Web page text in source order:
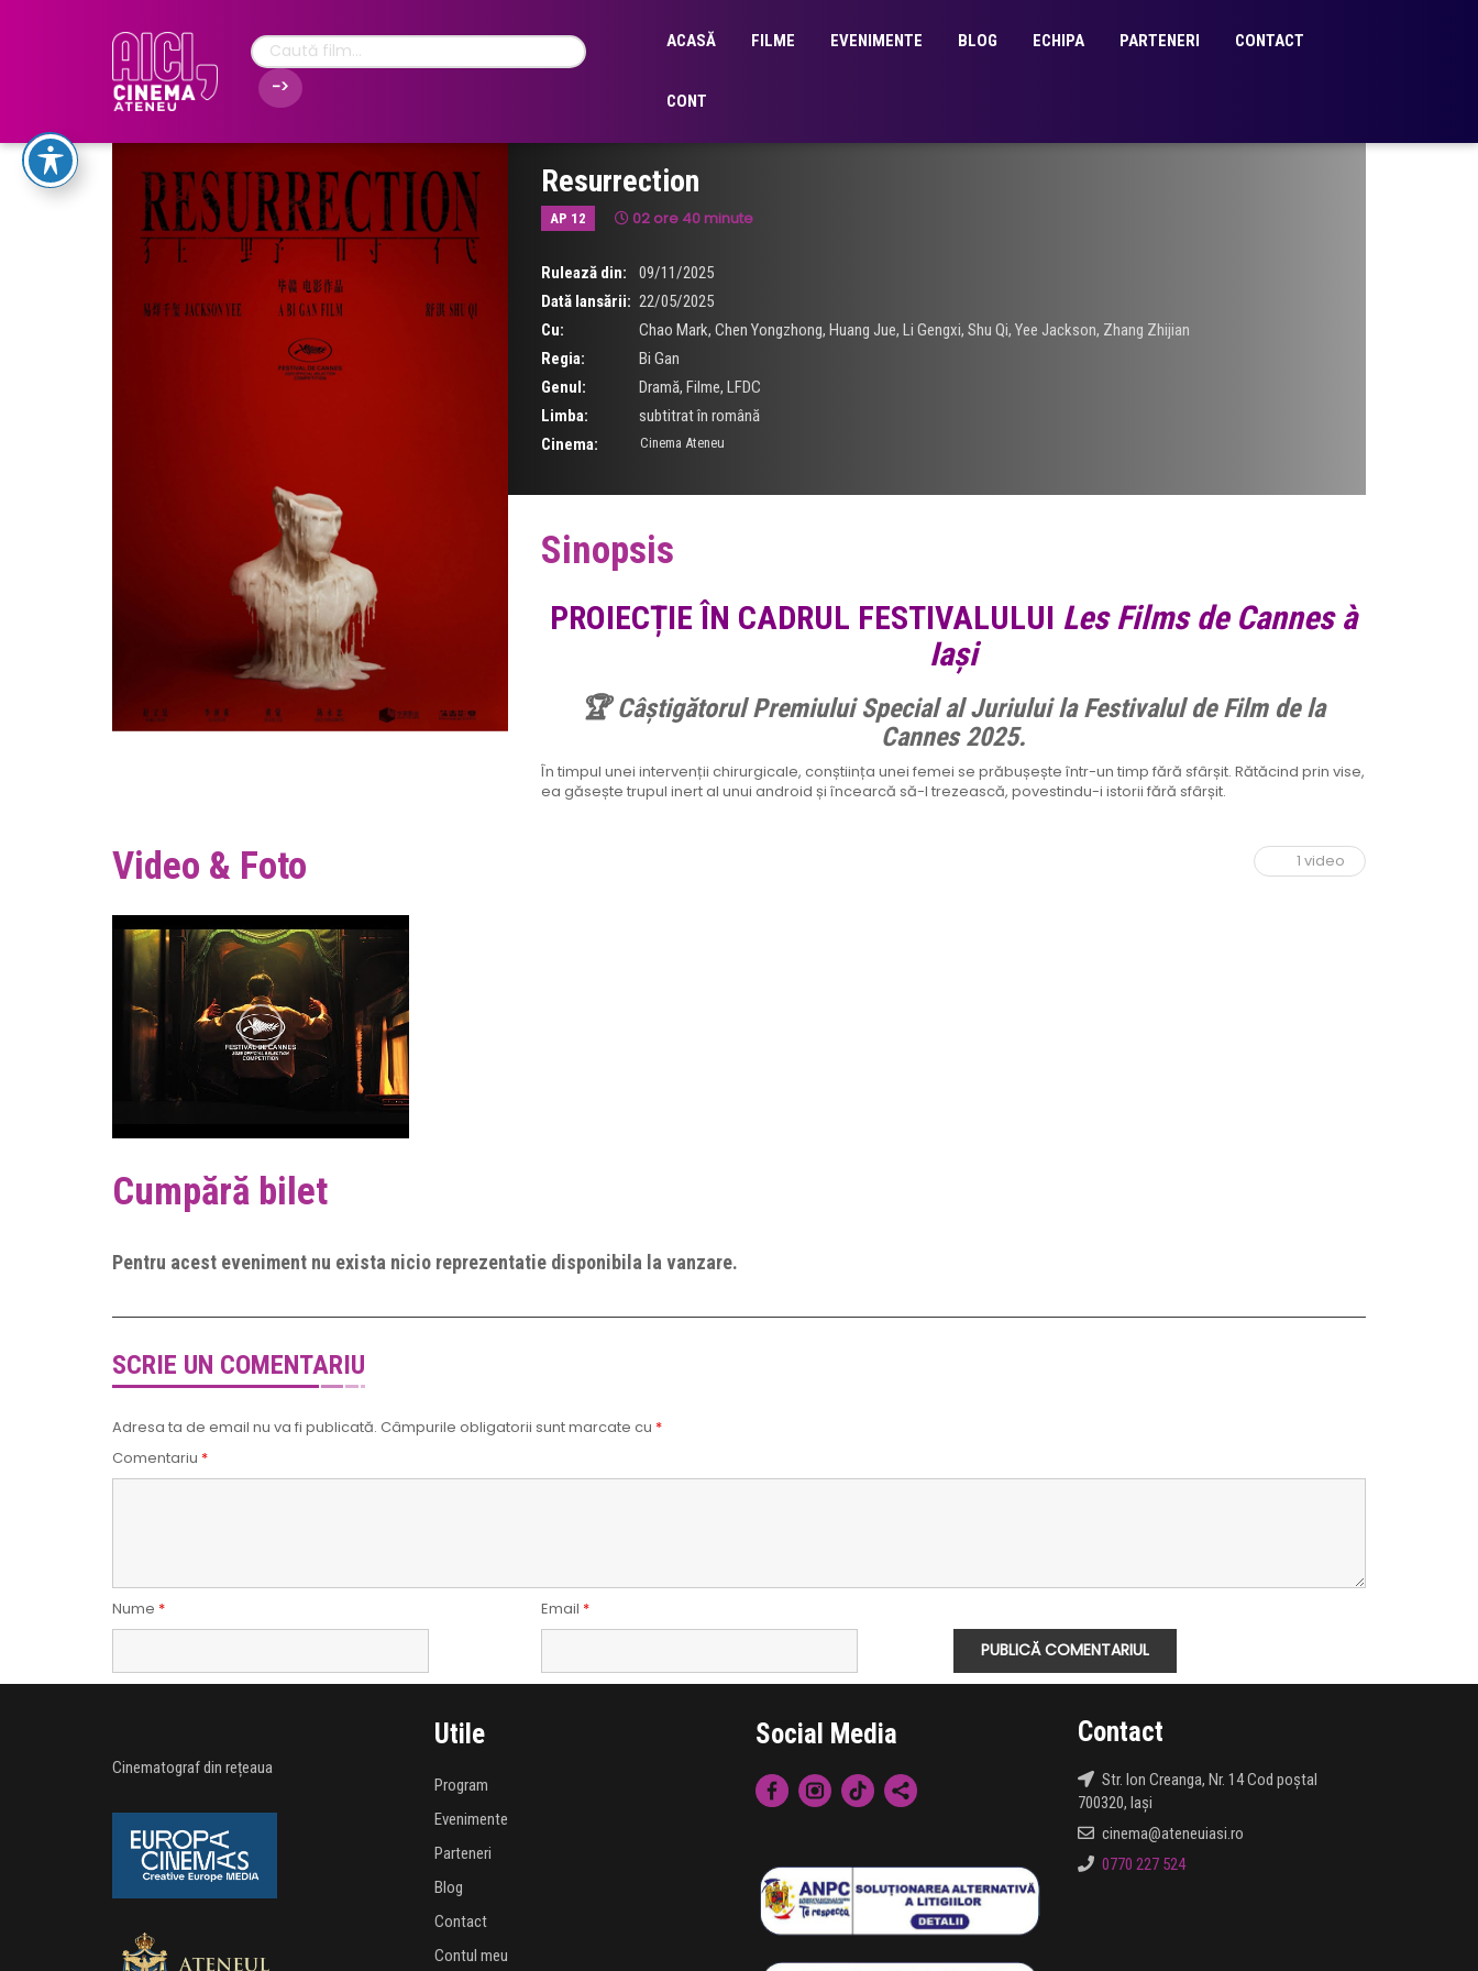
ACASĂ FILME EVENIMENTE BLOG ECHIPA PARTENERI CONTACT
CONT
Resurrection
AP 12 02 ore 40 minute
Rulează din:
09/11/2025
Dată lansării: 22/05/2025
Cu:
Chao Mark, Chen Yongzhong, Huang Jue, Li Gengxi, Shu Qi, Yee Jackson, Zhang Zhijian
Regia:
Bi Gan
Genul:
Dramă, Filme, LFDC
Limba:
subtitrat în română
Cinema:
Cinema Ateneu
Sinopsis
PROIECȚIE ÎN CADRUL FESTIVALULUI Les Films de Cannes à
Iași
🏆 Câștigătorul Premiului Special al Juriului la Festivalul de Film de la
Cannes 2025.
În timpul unei intervenții chirurgicale, conștiința unei femei se prăbușește într-un timp fără sfârșit. Rătăcind prin vise,
ea găsește trupul inert al unui android și încearcă să-l trezească, povestindu-i istorii fără sfârșit.
Video & Foto 1 video
Cumpără bilet
Pentru acest eveniment nu exista nicio reprezentatie disponibila la vanzare.
SCRIE UN COMENTARIU
Adresa ta de email nu va fi publicată. Câmpurile obligatorii sunt marcate cu *
Comentariu *
Nume * Email *
Cinematograf din rețeaua
Utile
Program
Evenimente
Parteneri
Blog
Contact
Contul meu
Social Media Contact
Str. Ion Creanga, Nr. 14 Cod poștal
700320, Iași
cinema@ateneuiasi.ro
0770 227 524